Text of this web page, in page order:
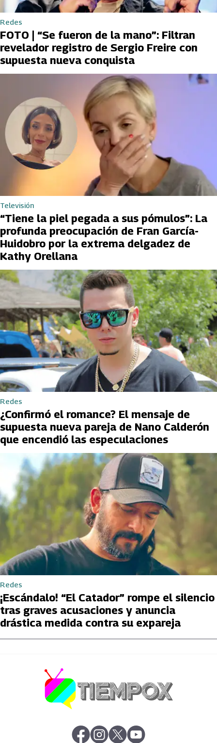
Redes
FOTO | “Se fueron de la mano”: Filtran
revelador registro de Sergio Freire con
supuesta nueva conquista
Televisión
“Tiene la piel pegada a sus pómulos”: La
profunda preocupación de Fran García-
Huidobro por la extrema delgadez de
Kathy Orellana
Redes
¿Confirmó el romance? El mensaje de
supuesta nueva pareja de Nano Calderón
que encendió las especulaciones
Redes
¡Escándalo! “El Catador” rompe el silencio
tras graves acusaciones y anuncia
drástica medida contra su expareja
abre en nueva pestaña
abre en nueva pestaña
abre en nueva pestaña